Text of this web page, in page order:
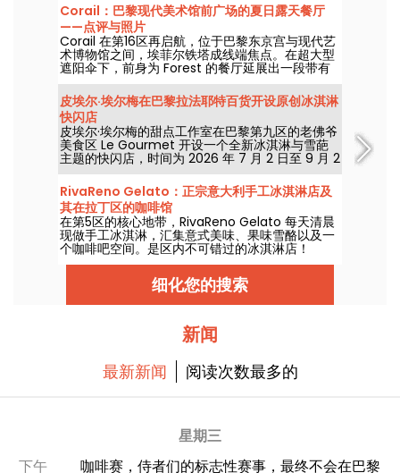
Corail：巴黎现代美术馆前广场的夏日露天餐厅
——点评与照片
Corail 在第16区再启航，位于巴黎东京宫与现代艺
术博物馆之间，埃菲尔铁塔成线端焦点。在超大型
遮阳伞下，前身为 Forest 的餐厅延展出一段带有
地中海风情的夏日休憩，介于陆地与海洋之间，清
新鸡尾酒、色彩斑斓的菜品，以及珊瑚色的日落。
皮埃尔·埃尔梅在巴黎拉法耶特百货开设原创冰淇淋
快闪店
皮埃尔·埃尔梅的甜点工作室在巴黎第九区的老佛爷
美食区 Le Gourmet 开设一个全新冰淇淋与雪葩
主题的快闪店，时间为 2026 年 7 月 2 日至 9 月 2
日。我们去试吃他的新款冰冻布里欧修、植物奶味
甜筒，以及香气浓郁、口感丰富的冰淇淋球。
RivaReno Gelato：正宗意大利手工冰淇淋店及
其在拉丁区的咖啡馆
在第5区的核心地带，RivaReno Gelato 每天清晨
现做手工冰淇淋，汇集意式美味、果味雪酪以及一
个咖啡吧空间。是区内不可错过的冰淇淋店！
细化您的搜索
新闻
最新新闻 阅读次数最多的
星期三
下午
咖啡赛，侍者们的标志性赛事，最终不会在巴黎